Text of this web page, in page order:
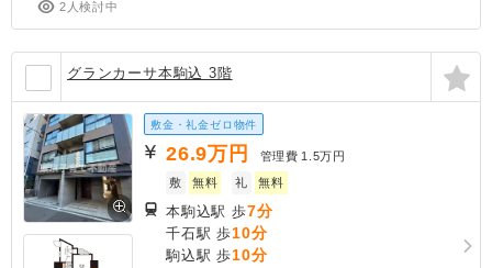
2人検討中
グランカーサ本駒込 3階
敷金・礼金ゼロ物件
26.9万円 管理費 1.5万円
敷
無料 礼 無料
本駒込駅 歩7分
千石駅 歩10分
駒込駅 歩10分